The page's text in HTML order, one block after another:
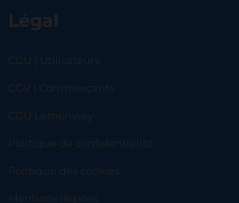
Légal
CGU | Utilisateurs
CGV | Commerçants
CGU Lemonway
Politique de confidentialité
Politique des cookies
Mentions légales